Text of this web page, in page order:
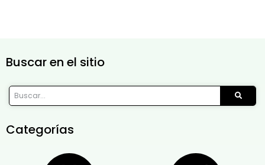
Buscar en el sitio
Categorías